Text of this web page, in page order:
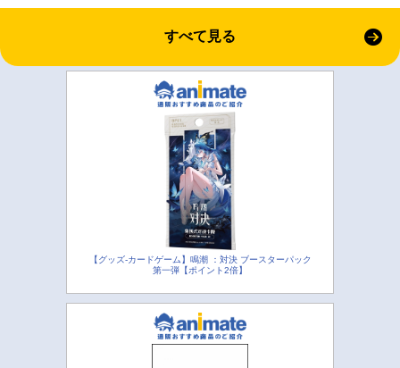
すべて見る
【グッズ-カードゲーム】鳴潮 ：対決 ブースターパック
第一弾【ポイント2倍】